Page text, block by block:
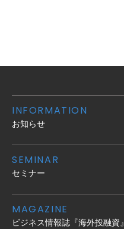
INFORMATION
お知らせ
SEMINAR
セミナー
MAGAZINE
ビジネス情報誌『海外投融資』